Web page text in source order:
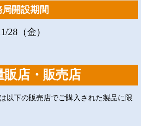
開設期間
28（金）
販店・販売店
以下の販売店でご購入された製品に限